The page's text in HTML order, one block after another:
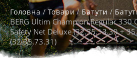
Головна/ Товари/Батути /
BERG Ultim Champion Regular 330
Safety Net Deluxe (32.35.13.30 +
(32.35.73.31)